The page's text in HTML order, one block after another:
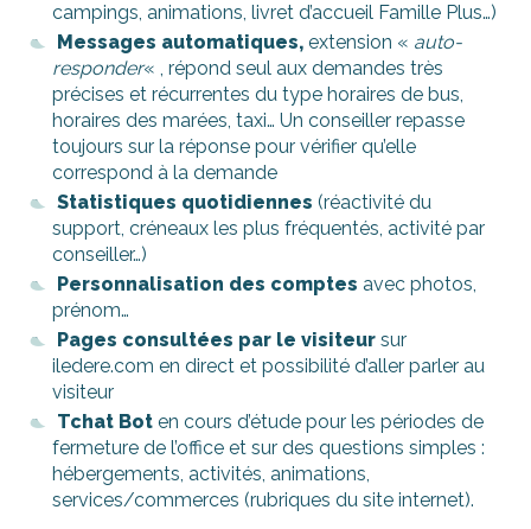
campings, animations, livret d’accueil Famille Plus…)
Messages automatiques, extension « auto-
responder« , répond seul aux demandes très
précises et récurrentes du type horaires de bus,
horaires des marées, taxi… Un conseiller repasse
toujours sur la réponse pour vérifier qu’elle
correspond à la demande
Statistiques quotidiennes (réactivité du
support, créneaux les plus fréquentés, activité par
conseiller…)
Personnalisation des comptes avec photos,
prénom…
Pages consultées par le visiteur sur
iledere.com en direct et possibilité d’aller parler au
visiteur
Tchat Bot en cours d’étude pour les périodes de
fermeture de l’office et sur des questions simples :
hébergements, activités, animations,
services/commerces (rubriques du site internet).